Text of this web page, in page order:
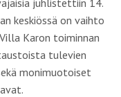
juhlistettiin 14.
keskiössä on vaihto
Karon toiminnan
tulevien
monimuotoiset